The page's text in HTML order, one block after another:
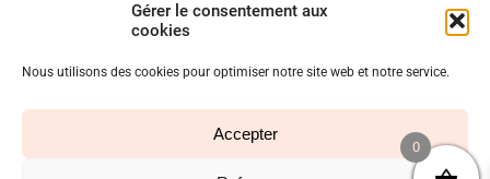
Gérer le consentement aux
cookies
Nous utilisons des cookies pour optimiser notre site web et notre service.
Accepter
Réalisé par l’agence web :
0